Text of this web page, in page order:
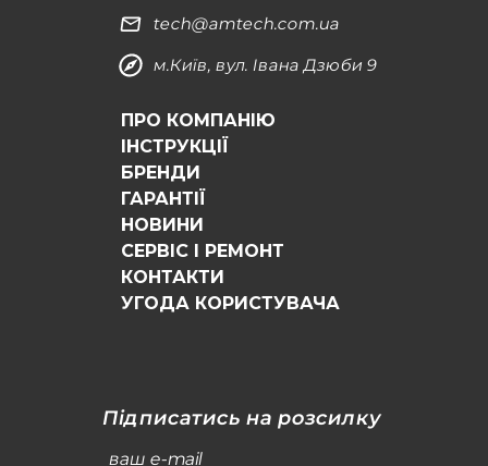
tech@amtech.com.ua
м.Київ, вул. Івана Дзюби 9
ПРО КОМПАНІЮ
ІНСТРУКЦІЇ
БРЕНДИ
ГАРАНТІЇ
НОВИНИ
СЕРВІС І РЕМОНТ
КОНТАКТИ
УГОДА КОРИСТУВАЧА
Підписатись на розсилку
ваш e-mail